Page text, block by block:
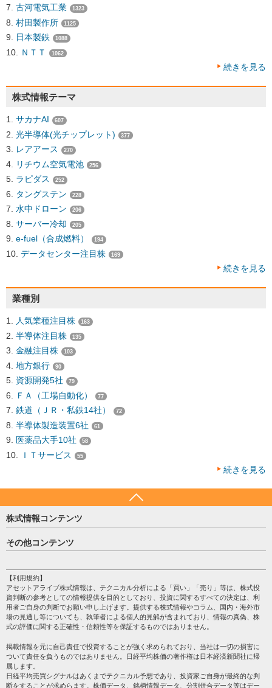
古河電気工業 1323
村田製作所 1125
日本製鉄 1088
ＮＴＴ 1062
続きを見る
株式情報テーマ
サカナAI 607
光半導体(光チップレット) 377
レアアース 270
リチウム空気電池 256
ラピダス 252
タングステン 228
水中ドローン 206
サーバー冷却 205
e-fuel（合成燃料） 194
データセンター注目株 169
続きを見る
業種別
人気業種注目株 163
半導体注目株 135
金融注目株 103
地方銀行 90
資源開発5社 79
ＦＡ（工場自動化） 77
鉄道（ＪＲ・私鉄14社） 72
半導体製造装置6社 61
医薬品大手10社 58
ＩＴサービス 55
続きを見る
株式情報コンテンツ
日経平均
売買シグナル
株テーマ情報
海外市況
投資カレンダー
格付け情報
その他コンテンツ
個人情報保護方針
プライバシーポリシー
会社案内
サイトマップ
過去データ
【利用規約】
アセットアライブ株式情報は、テクニカル分析による「買い」「売り」等は、株式投
資判断の参考としての情報提供を目的としており、投資に関するすべての決定は、利
用者ご自身の判断でお願い申し上げます。提供する株式情報やコラム、国内・海外市
場の見通し等についても、執筆者による個人的見解が含まれており、情報の真偽、株
式の評価に関する正確性・信頼性等を保証するものではありません。
掲載情報を元に自己責任で投資することが強く求められており、当社は一切の損害に
ついて責任を負うものではありません。日経平均株価の著作権は日本経済新聞社に帰
属します。
日経平均売買シグナルはあくまでテクニカル予想であり、投資家ご自身が最終的な判
断をすることが求めらます。株価データ、銘柄情報データ、分割併合データ等はデー